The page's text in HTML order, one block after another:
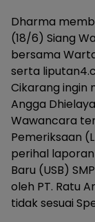
Dharma
(18/6) Siang
bersama
serta
Cikarang ingin
Angga
Wawancara
Pemeriksaan
perihal
Baru (USB)
oleh PT. Ratu
tidak sesuai